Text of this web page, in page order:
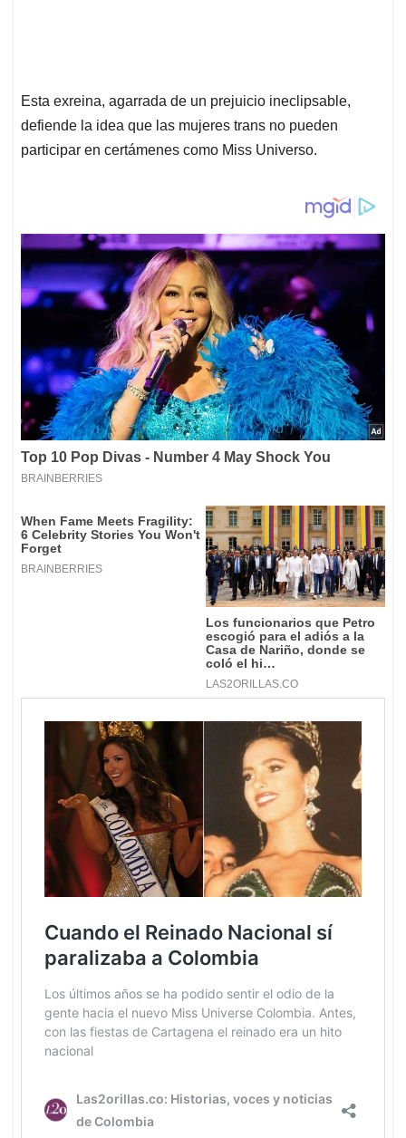
Esta exreina, agarrada de un prejuicio ineclipsable,
defiende la idea que las mujeres trans no pueden
participar en certámenes como Miss Universo.